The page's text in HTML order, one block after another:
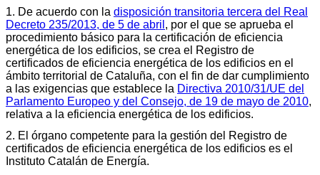
1. De acuerdo con la disposición transitoria tercera del Real
Decreto 235/2013, de 5 de abril , por el que se aprueba el
procedimiento básico para la certificación de eficiencia
energética de los edificios, se crea el Registro de
certificados de eficiencia energética de los edificios en el
ámbito territorial de Cataluña, con el fin de dar cumplimiento
a las exigencias que establece la Directiva 2010/31/UE del
Parlamento Europeo y del Consejo, de 19 de mayo de 2010,
relativa a la eficiencia energética de los edificios.
2. El órgano competente para la gestión del Registro de
certificados de eficiencia energética de los edificios es el
Instituto Catalán de Energía.